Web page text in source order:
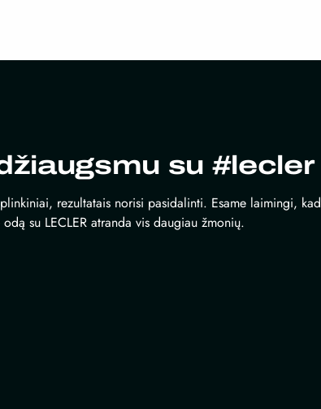
su #lecler
rezultatais norisi pasidalinti. Esame laimingi, kad
su LECLER atranda vis daugiau žmonių.